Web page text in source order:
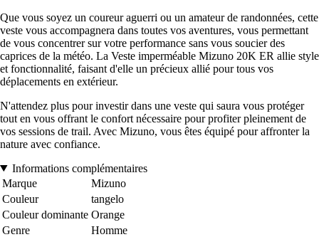
Que vous soyez un coureur aguerri ou un amateur de randonnées, cette
veste vous accompagnera dans toutes vos aventures, vous permettant
de vous concentrer sur votre performance sans vous soucier des
caprices de la météo. La Veste imperméable Mizuno 20K ER allie style
et fonctionnalité, faisant d'elle un précieux allié pour tous vos
déplacements en extérieur.
N'attendez plus pour investir dans une veste qui saura vous protéger
tout en vous offrant le confort nécessaire pour profiter pleinement de
vos sessions de trail. Avec Mizuno, vous êtes équipé pour affronter la
nature avec confiance.
Informations complémentaires
Marque
Mizuno
Couleur
tangelo
Couleur dominante Orange
Genre
Homme